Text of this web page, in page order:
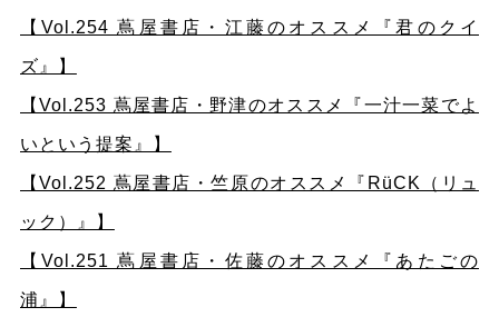
【Vol.254 蔦屋書店・江藤のオススメ『君のクイ
ズ』】
【Vol.253 蔦屋書店・野津のオススメ『一汁一菜でよ
いという提案』】
【Vol.252 蔦屋書店・竺原のオススメ『RüCK（リュ
ック）』】
【Vol.251 蔦屋書店・佐藤のオススメ『あたごの
浦』】